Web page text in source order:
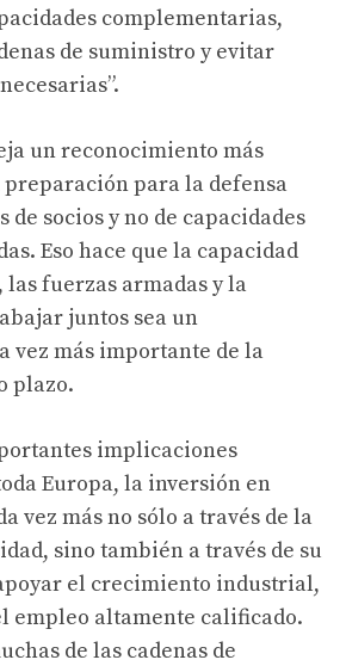
complementarias,
de suministro y evitar
un reconocimiento más
para la defensa
de socios y no de capacidades
Eso hace que la capacidad
las fuerzas armadas y la
juntos sea un
vez más importante de la
plazo.
implicaciones
Europa, la inversión en
vez más no sólo a través de la
sino también a través de su
el crecimiento industrial,
empleo altamente calificado.
de las cadenas de